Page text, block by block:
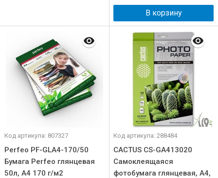
В корзину
Код артикула: 807327
Perfeo PF-GLA4-170/50
Бумага Perfeo глянцевая
50л, А4 170 г/м2
Код артикула: 288484
CACTUS CS-GA413020
Самоклеящаяся
фотобумага глянцевая, А4,